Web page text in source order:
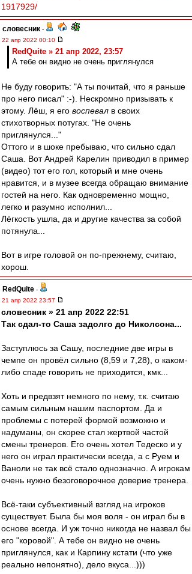
1917929/
словесник -
22 апр 2022 00:10
RedQuite » 21 апр 2022, 23:57
А тебе он видно не очень приглянулся
Не буду говорить: "А ты почитай, что я раньше
про него писал" :-). Нескромно призывать к
этому. Лёш, я его воспевал в своих
стихотворных потугах. "Не очень
приглянулся..."
Оттого и в шоке пребываю, что сильно сдал
Саша. Вот Андрей Карелин приводил в пример
(видео) тот его гол, который и мне очень
нравится, и в музее всегда обращаю внимание
гостей на него. Как одновременно мощно,
легко и разумно исполнил...
Лёгкость ушла, да и другие качества за собой
потянула...
Вот в игре головой он по-прежнему, считаю,
хорош.
RedQuite -
21 апр 2022 23:57
словесник » 21 апр 2022 22:51
Так сдал-то Саша задолго до Николсона...
Заступлюсь за Сашу, последние две игры в
чемпе он провёл сильно (8,59 и 7,28), о каком-
либо спаде говорить не приходится, кмк...
Хоть и предвзят немного по нему, т.к. считаю
самым сильным нашим паспортом. Да и
проблемы с потерей формой возможно и
надуманы, он скорее стал жертвой частой
смены тренеров. Его очень хотел Тедеско и у
него он играл практически всегда, а с Руем и
Ваноли не так всё стало однозначно. А игрокам
очень нужно безоговорочное доверие тренера.
Всё-таки субъективный взгляд на игроков
существует. Была бы моя воля - он играл бы в
основе всегда. И уж точно никогда не назвал бы
его "коровой". А тебе он видно не очень
приглянулся, как и Карпину кстати (что уже
реально непонятно), дело вкуса...)))